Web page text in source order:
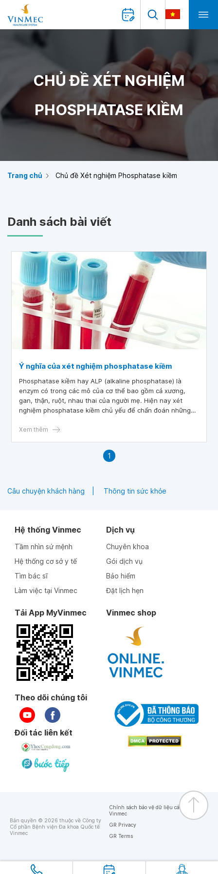
CHỦ ĐỀ XÉT NGHIỆM
PHOSPHATASE KIỀM
Trang chủ Chủ đề Xét nghiệm Phosphatase kiềm
Danh sách bài viết
Ý nghĩa của xét nghiệm phosphatase kiềm
Phosphatase kiềm hay ALP (alkaline phosphatase) là
enzym có trong các mô của cơ thể bao gồm cả xương,
gan, thận, ruột, nhau thai của người mẹ. Hiện nay xét
nghiệm phosphatase kiềm chủ yếu để chẩn đoán những
Xem thêm
1
Câu chuyện khách hàng Thông tin sức khỏe
Hệ thống Vinmec
Tầm nhìn sứ mệnh
Hệ thống cơ sở y tế
Tìm bác sĩ
Làm việc tại Vinmec
Dịch vụ
Chuyên khoa
Gói dịch vụ
Bảo hiểm
Đặt lịch hẹn
Tải App MyVinmec Vinmec shop
Theo dõi chúng tôi
Đối tác liên kết
Bản quyền © 2026 thuộc về Công ty
Cổ phần Bệnh viện Đa khoa Quốc tế
Vinmec
Chính sách bảo vệ dữ liệu cá nhân của
Vinmec
GR Privacy
GR Terms